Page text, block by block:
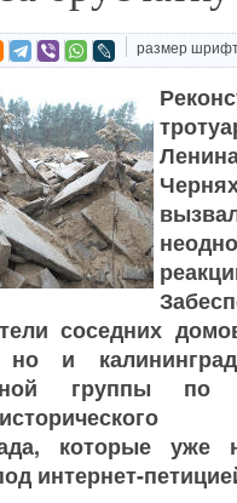
размер
соседних
но и
группы по
которые уже
интернет-